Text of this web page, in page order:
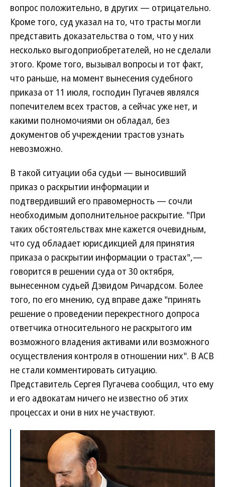
вопрос положительно, в других — отрицательно.
Кроме того, суд указал на то, что трасты могли
представить доказательства о том, что у них
несколько выгодоприобретателей, но не сделали
этого. Кроме того, вызывал вопросы и тот факт,
что раньше, на момент вынесения судебного
приказа от 11 июля, господин Пугачев являлся
попечителем всех трастов, а сейчас уже нет, и
какими полномочиями он обладал, без
документов об учреждении трастов узнать
невозможно.
В такой ситуации оба судьи — выносивший
приказ о раскрытии информации и
подтвердивший его правомерность — сочли
необходимым дополнительное раскрытие. "При
таких обстоятельствах мне кажется очевидным,
что суд обладает юрисдикцией для принятия
приказа о раскрытии информации о трастах",—
говорится в решении суда от 30 октября,
вынесенном судьей Дэвидом Ричардсом. Более
того, по его мнению, суд вправе даже "принять
решение о проведении перекрестного допроса
ответчика относительного не раскрытого им
возможного владения активами или возможного
осуществления контроля в отношении них". В АСВ
не стали комментировать ситуацию.
Представитель Сергея Пугачева сообщил, что ему
и его адвокатам ничего не известно об этих
процессах и они в них не участвуют.